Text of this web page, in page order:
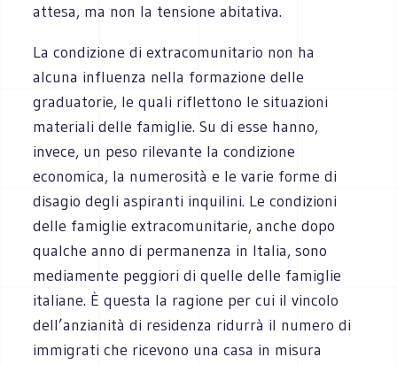
attesa, ma non la tensione abitativa.
La condizione di extracomunitario non ha
alcuna influenza nella formazione delle
graduatorie, le quali riflettono le situazioni
materiali delle famiglie. Su di esse hanno,
invece, un peso rilevante la condizione
economica, la numerosità e le varie forme di
disagio degli aspiranti inquilini. Le condizioni
delle famiglie extracomunitarie, anche dopo
qualche anno di permanenza in Italia, sono
mediamente peggiori di quelle delle famiglie
italiane. È questa la ragione per cui il vincolo
dell’anzianità di residenza ridurrà il numero di
immigrati che ricevono una casa in misura